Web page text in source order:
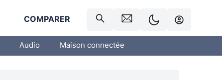
COMPARER
Audio Maison connectée